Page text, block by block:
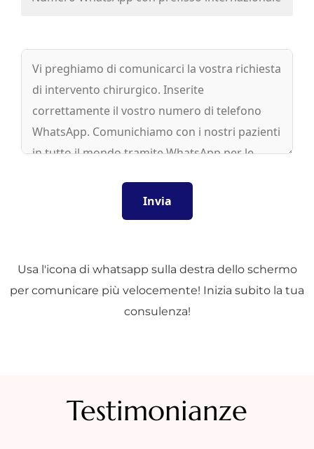
Usa l'icona di whatsapp sulla destra dello schermo
per comunicare più velocemente! Inizia subito la tua
consulenza!
Testimonianze